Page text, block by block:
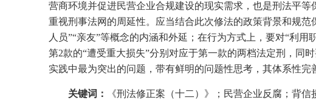
营商环境并促进民营企业合规建设的现实需求，也是刑法平
重视刑事法网的周延性。应当结合此次修法的政策背景和规
人员”“亲友”等概念的内涵和外延；在行为方式上，要对“利
第2款的“遭受重大损失”分别对应于第一款的两档法定刑，同
实践中最为突出的问题，带有鲜明的问题性思考，其体系性完
关键词： 《刑法修正案（十二）》；民营企业反腐；背信